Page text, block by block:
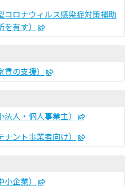
コロナウィルス感染症対策補助
有す）
の支援）
人・個人事業主）
ント事業者向け）
企業）